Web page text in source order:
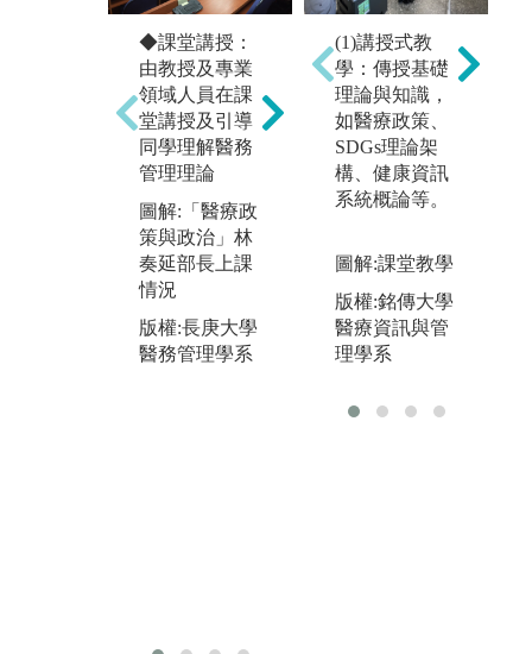
◆課堂講授：
由教授及專業
領域人員在課
堂講授及引導
同學理解醫務
管理理論
圖解:「醫療政
策與政治」林
奏延部長上課
情況
版權:長庚大學
醫務管理學系
◆團隊學習：
課程設計讓同
學有多次分組
合作機會，學
習與他人合作
圖解:在長庚醫
院實習的同學
改善
版權:長庚大學
醫務管理學系
(1)講授式教
學：傳授基礎
理論與知識，
如醫療政策、
SDGs理論架
構、健康資訊
系統概論等。
圖解:課堂教學
版權:銘傳大學
醫療資訊與管
理學系